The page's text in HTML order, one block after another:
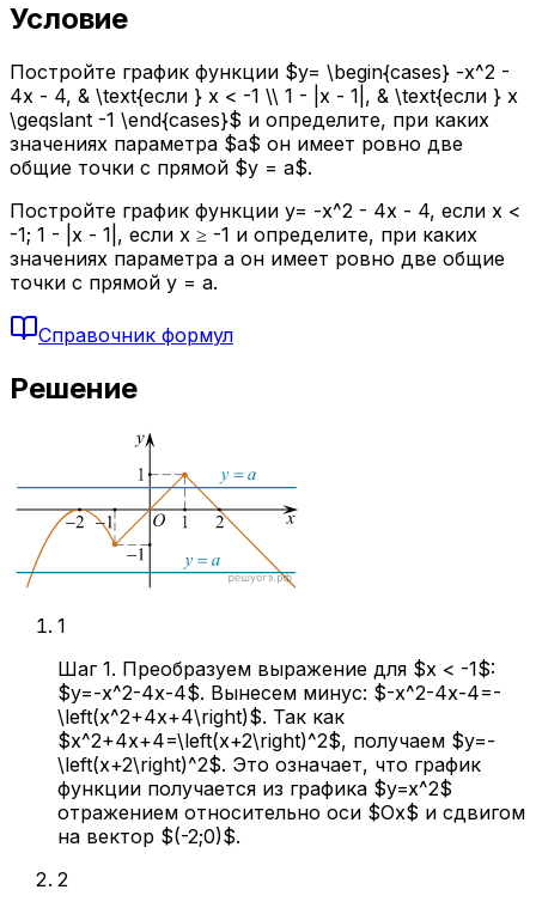
Условие
Постройте график функции $y= \begin{cases} -x^2 -
4x - 4, & \text{если } x < -1 \\ 1 - |x - 1|, & \text{если } x
\geqslant -1 \end{cases}$ и определите, при каких
значениях параметра $a$ он имеет ровно две
общие точки с прямой $y = a$.
Постройте график функции y= -x^2 - 4x - 4, если x <
-1; 1 - |x - 1|, если x ≥ -1 и определите, при каких
значениях параметра a он имеет ровно две общие
точки с прямой y = a.
Справочник формул
Решение
1
Шаг 1. Преобразуем выражение для $x < -1$:
$y=-x^2-4x-4$. Вынесем минус: $-x^2-4x-4=-
\left(x^2+4x+4\right)$. Так как
$x^2+4x+4=\left(x+2\right)^2$, получаем $y=-
\left(x+2\right)^2$. Это означает, что график
функции получается из графика $y=x^2$
отражением относительно оси $Ox$ и сдвигом
на вектор $(-2;0)$.
2